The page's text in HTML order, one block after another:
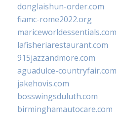
donglaishun-order.com
fiamc-rome2022.org
mariceworldessentials.com
lafisheriarestaurant.com
915jazzandmore.com
aguadulce-countryfair.com
jakehovis.com
bosswingsduluth.com
birminghamautocare.com